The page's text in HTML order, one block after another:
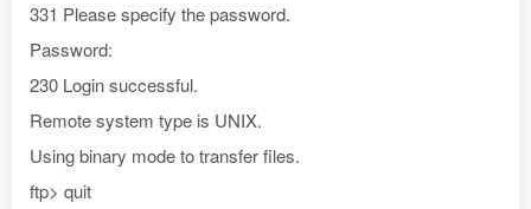
331 Please specify the password.
Password:
230 Login successful.
Remote system type is UNIX.
Using binary mode to transfer files.
ftp> quit